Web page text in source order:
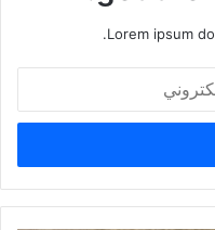
Lorem ipsum